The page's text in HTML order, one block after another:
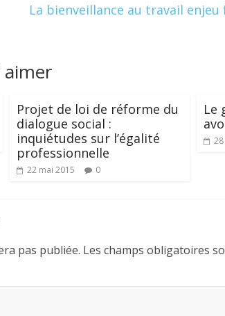
La bienveillance au travail
aimer
Projet de loi de réforme du
dialogue social :
inquiétudes sur l’égalité
professionnelle
22 mai 2015 0
Le
pas publiée. Les champs obligatoires